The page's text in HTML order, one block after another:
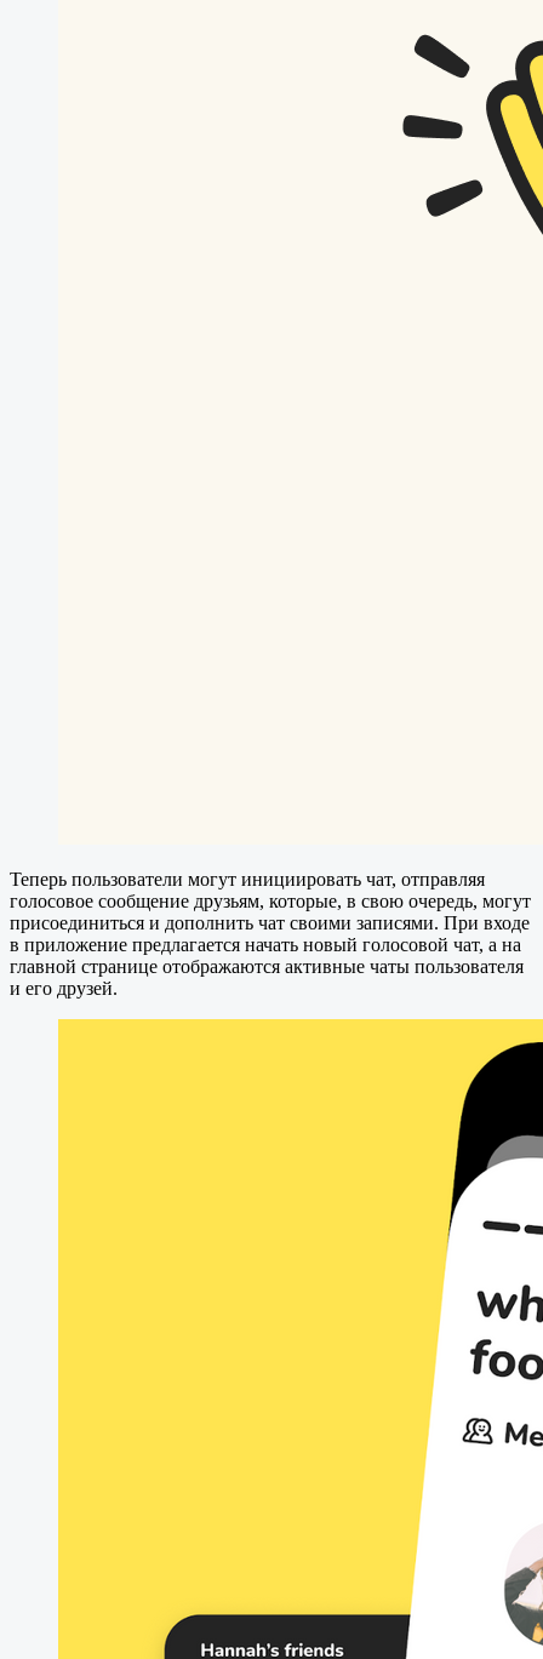
Теперь пользователи могут инициировать чат, отправляя
голосовое сообщение друзьям, которые, в свою очередь, могут
присоединиться и дополнить чат своими записями. При входе
в приложение предлагается начать новый голосовой чат, а на
главной странице отображаются активные чаты пользователя
и его друзей.